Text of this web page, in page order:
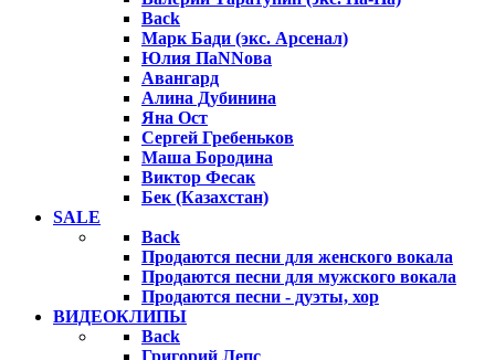
Back
Марк Бади (экс. Арсенал)
Юлия ПаNNова
Авангард
Алина Дубинина
Яна Ост
Сергей Гребеньков
Маша Бородина
Виктор Фесак
Бек (Казахстан)
SALE
Back
Продаются песни для женского вокала
Продаются песни для мужского вокала
Продаются песни - дуэты, хор
ВИДЕОКЛИПЫ
Back
Григорий Лепс